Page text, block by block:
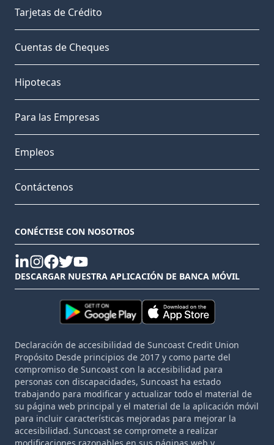
Tarjetas de Crédito
Cuentas de Cheques
Hipotecas
Para las Empresas
Empleos
Contáctenos
CONÉCTESE CON NOSOTROS
linkedin
instagram
facebook
twitteryoutube
DESCARGAR NUESTRA APLICACIÓN DE BANCA MÓVIL
Declaración de accesibilidad de Suncoast Credit Union
Propósito Desde principios de 2017 y como parte del
compromiso de Suncoast con la accesibilidad para
personas con discapacidades, Suncoast ha estado
trabajando para modificar y actualizar todo el material de
su página web principal y el material de la aplicación móvil
para incluir características mejoradas para mejorar la
accesibilidad. Suncoast se compromete a realizar